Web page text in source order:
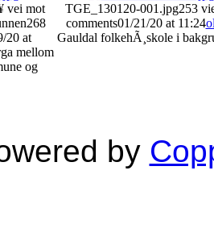
vei mot
268
20 at
mellom
og
TGE_130120-001.jpg253
comments01/21/20 at 11:24
Gauldal folkehÃ¸skole i
by